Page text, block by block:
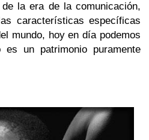
la era de la comunicación,
características específicas
mundo, hoy en día podemos
un patrimonio puramente